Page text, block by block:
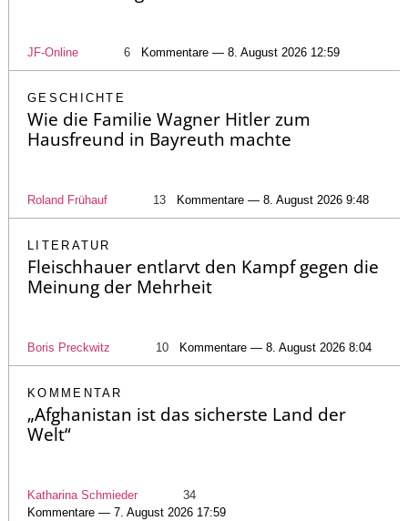
JF-Online 6 Kommentare — 8. August 2026 12:59
GESCHICHTE
Wie die Familie Wagner Hitler zum
Hausfreund in Bayreuth machte
Roland Frühauf 13 Kommentare — 8. August 2026 9:48
LITERATUR
Fleischhauer entlarvt den Kampf gegen die
Meinung der Mehrheit
Boris Preckwitz 10 Kommentare — 8. August 2026 8:04
KOMMENTAR
„Afghanistan ist das sicherste Land der
Welt“
Katharina Schmieder
34
Kommentare — 7. August 2026 17:59